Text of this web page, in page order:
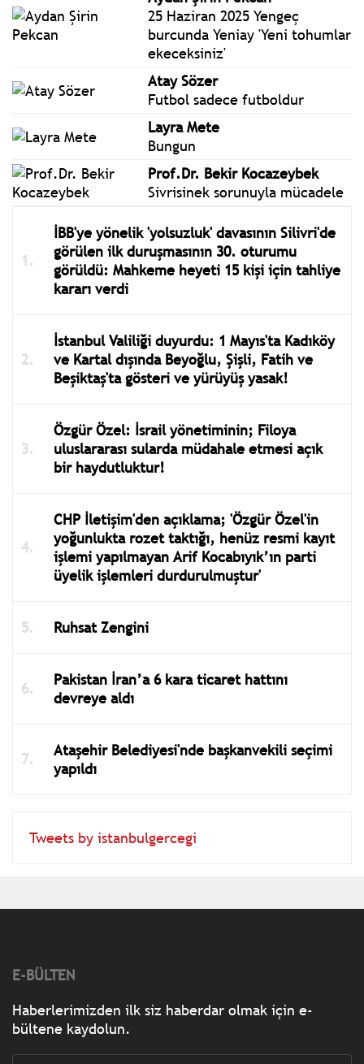
25 Haziran 2025 Yengeç
burcunda Yeniay 'Yeni tohumlar
ekeceksiniz'
Atay Sözer
Futbol sadece futboldur
Layra Mete
Bungun
Prof.Dr. Bekir Kocazeybek
Sivrisinek sorunuyla mücadele
İBB'ye yönelik 'yolsuzluk' davasının Silivri'de
görülen ilk duruşmasının 30. oturumu
görüldü: Mahkeme heyeti 15 kişi için tahliye
kararı verdi
İstanbul Valiliği duyurdu: 1 Mayıs'ta Kadıköy
ve Kartal dışında Beyoğlu, Şişli, Fatih ve
Beşiktaş'ta gösteri ve yürüyüş yasak!
Özgür Özel: İsrail yönetiminin; Filoya
uluslararası sularda müdahale etmesi açık
bir haydutluktur!
CHP İletişim'den açıklama; 'Özgür Özel'in
yoğunlukta rozet taktığı, henüz resmi kayıt
işlemi yapılmayan Arif Kocabıyık’ın parti
üyelik işlemleri durdurulmuştur'
Ruhsat Zengini
Pakistan İran’a 6 kara ticaret hattını
devreye aldı
Ataşehir Belediyesi'nde başkanvekili seçimi
yapıldı
Tweets by istanbulgercegi
E-BÜLTEN
Haberlerimizden ilk siz haberdar olmak için e-
bültene kaydolun.